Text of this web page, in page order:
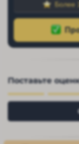
Более
Поставьте